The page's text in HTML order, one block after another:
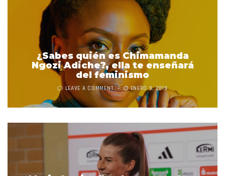
¿Sabes quién es Chimamanda
Ngozi Adiche?, ella te enseñará
del feminismo
LEAVE A COMMENT ENERO 9, 2019